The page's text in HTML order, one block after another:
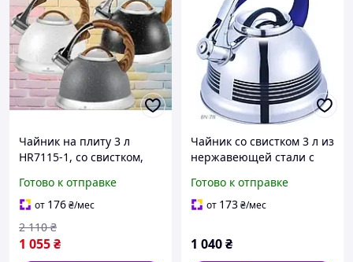
Чайник на плиту 3 л
HR7115-1, со свистком,
удобная термостойкая
ручка, цвет в
ассортименте. Код
HR7115-1AkSv
Готово к отправке
от 176₴/мес
1 055₴
2 110 ₴
Чайник со свистком 3 л из
нержавеющей стали с
линией меняющей цвет
при нагреве Benson
Готово к отправке
от 173₴/мес
1 040₴